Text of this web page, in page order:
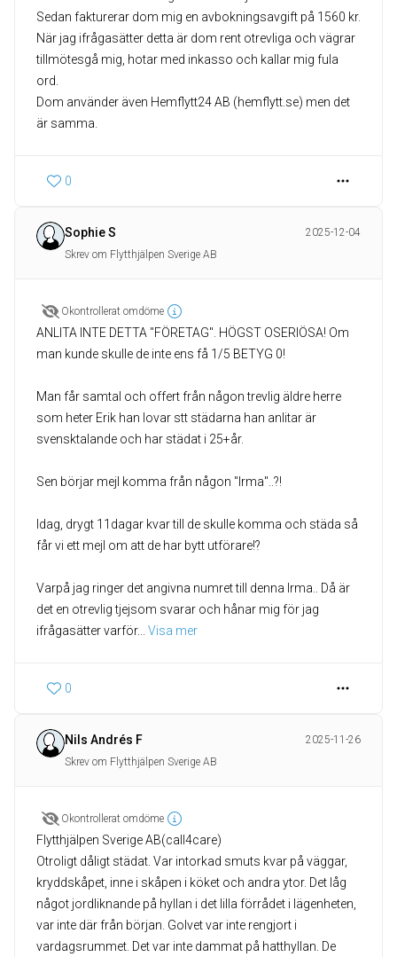
Sedan fakturerar dom mig en avbokningsavgift på 1560 kr.
När jag ifrågasätter detta är dom rent otrevliga och vägrar
tillmötesgå mig, hotar med inkasso och kallar mig fula
ord.
Dom använder även Hemflytt24 AB (hemflytt.se) men det
0
Sophie S
2025-12-04
Skrev om Flytthjälpen Sverige AB
Okontrollerat omdöme
ANLITA INTE DETTA "FÖRETAG". HÖGST OSERIÖSA! Om
man kunde skulle de inte ens få 1/5 BETYG 0!
Man får samtal och offert från någon trevlig äldre herre
som heter Erik han lovar stt städarna han anlitar är
svensktalande och har städat i 25+år.
Sen börjar mejl komma från någon "Irma"..?!
Idag, drygt 11dagar kvar till de skulle komma och städa så
får vi ett mejl om att de har bytt utförare!?
Varpå jag ringer det angivna numret till denna Irma.. Då är
det en otrevlig tjejsom svarar och hånar mig för jag
ifrågasätter varför... Visa mer
0
Nils Andrés F
2025-11-26
Skrev om Flytthjälpen Sverige AB
Okontrollerat omdöme
Flytthjälpen Sverige AB(call4care)
Otroligt dåligt städat. Var intorkad smuts kvar på väggar,
kryddskåpet, inne i skåpen i köket och andra ytor. Det låg
något jordliknande på hyllan i det lilla förrådet i lägenheten,
var inte där från början. Golvet var inte rengjort i
vardagsrummet. Det var inte dammat på hatthyllan. De